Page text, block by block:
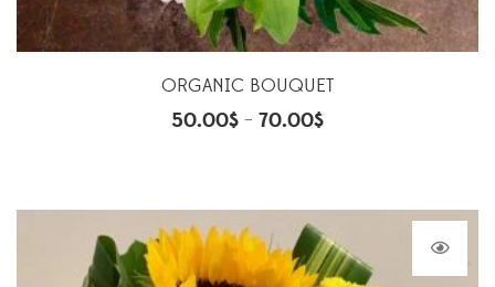
ORGANIC BOUQUET
50.00$ – 70.00$